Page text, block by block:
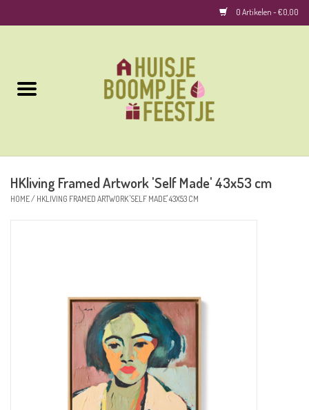
0 Artikelen - €0,00
Woonaccessoires
HKliving Framed Artwork 'Self Made' 43x53 cm
HOME/ HKLIVING FRAMED ARTWORK 'SELF MADE' 43X53 CM